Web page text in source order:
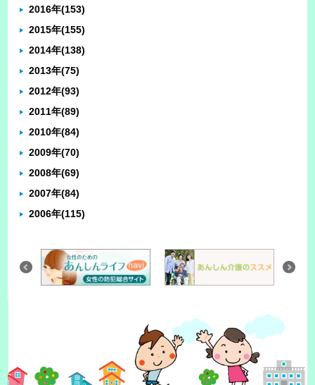
2016年(153)
2015年(155)
2014年(138)
2013年(75)
2012年(93)
2011年(89)
2010年(84)
2009年(70)
2008年(69)
2007年(84)
2006年(115)